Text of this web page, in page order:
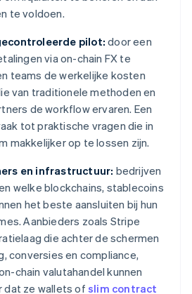
te voldoen.
pilot: door een
via on-chain FX te
teams de werkelijke kosten
van traditionele methoden en
de workflow ervaren. Een
tot praktische vragen die in
makkelijker op te lossen zijn.
en infrastructuur: bedrijven
welke blockchains, stablecoins
het beste aansluiten bij hun
Aanbieders zoals Stripe
die achter de schermen
conversies en compliance,
chain valutahandel kunnen
dat ze wallets of slim contract